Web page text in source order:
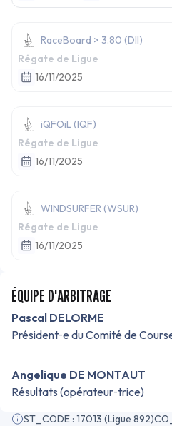
RaceBoard > 3.80 (DII)
Régate de Ligue
16/11/2025
iQFOiL (IQF)
Régate de Ligue
16/11/2025
WINDSURFER (WSUR)
Régate de Ligue
16/11/2025
ÉQUIPE D'ARBITRAGE
Pascal DELORME
Président‑e du Comité de
Angelique DE MONTAUT
Résultats (opérateur‑trice)
ST_CODE : 17013 (Ligue 892)